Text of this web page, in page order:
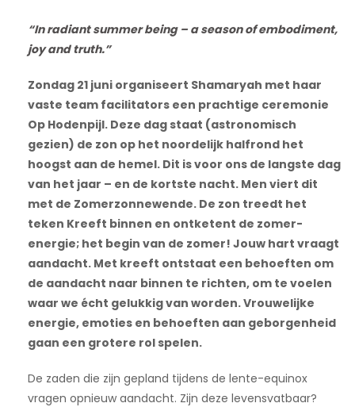
“In radiant summer being – a season of embodiment,
joy and truth.”
Zondag 21 juni organiseert Shamaryah met haar
vaste team facilitators een prachtige ceremonie
Op Hodenpijl. Deze dag staat (astronomisch
gezien) de zon op het noordelijk halfrond het
hoogst aan de hemel. Dit is voor ons de langste dag
van het jaar – en de kortste nacht. Men viert dit
met de Zomerzonnewende. De zon treedt het
teken Kreeft binnen en ontketent de zomer-
energie; het begin van de zomer! Jouw hart vraagt
aandacht. Met kreeft ontstaat een behoeften om
de aandacht naar binnen te richten, om te voelen
waar we écht gelukkig van worden. Vrouwelijke
energie, emoties en behoeften aan geborgenheid
gaan een grotere rol spelen.
De zaden die zijn gepland tijdens de lente-equinox
vragen opnieuw aandacht. Zijn deze levensvatbaar?